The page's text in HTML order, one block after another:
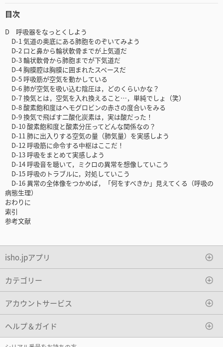
目次
D 呼吸器をなっとくしよう
D-1 気道の奥底にある肺胞をのぞいてみよう
D-2 口と鼻から輪状軟骨までが上気道だ
D-3 輪状軟骨から肺胞までが下気道だ
D-4 胸膜腔は胸膜に囲まれたスペースだ
D-5 呼吸筋が空気を動かしている
D-6 肺が空気を吸い込む陰圧は，どのくらいかな？
D-7 換気とは，空気を入れ換えること…，単純でしょ（笑）
D-8 酸素飽和度はヘモグロビンの赤さの度合いをみる
D-9 換気で飛ばす二酸化炭素は，実は酸だった！
D-10 酸素飽和度と酸素分圧ってどんな関係なの？
D-11 肺に出入りする空気の量（肺気量）を実感しよう
D-12 呼吸筋に命令する中枢はここだ！
D-13 呼吸をまとめて実感しよう
D-14 呼吸音を聴いて，ミクロの異常を想像していこう
D-15 呼吸のトラブルに，対処していこう
D-16 異常の全体像をつかめば，「何をすべきか」見えてくる（呼吸の
病態生理）
おわりに
索引
参考文献
isho.jpアプリ
カテゴリー
アカウントサービス
ヘルプ＆ガイド